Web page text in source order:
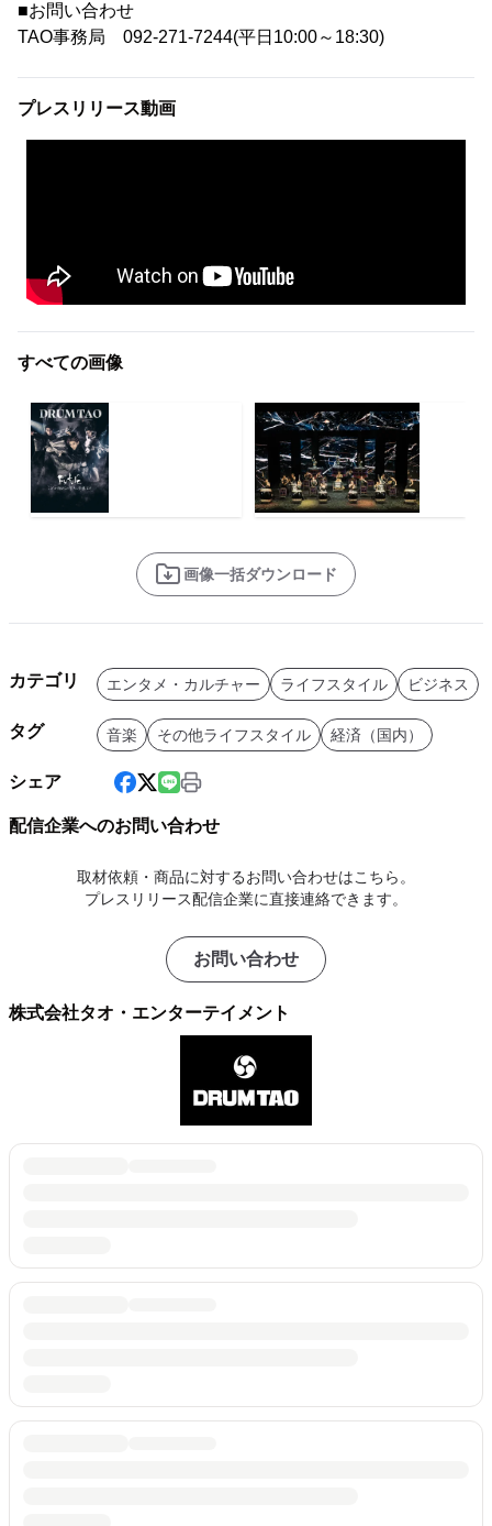
■お問い合わせ
TAO事務局 092-271-7244(平日10:00～18:30)
プレスリリース動画
すべての画像
画像一括ダウンロード
カテゴリ エンタメ・カルチャー ライフスタイル ビジネス
タグ 音楽 その他ライフスタイル 経済（国内）
シェア
配信企業へのお問い合わせ
取材依頼・商品に対するお問い合わせはこちら。
プレスリリース配信企業に直接連絡できます。
お問い合わせ
株式会社タオ・エンターテイメント